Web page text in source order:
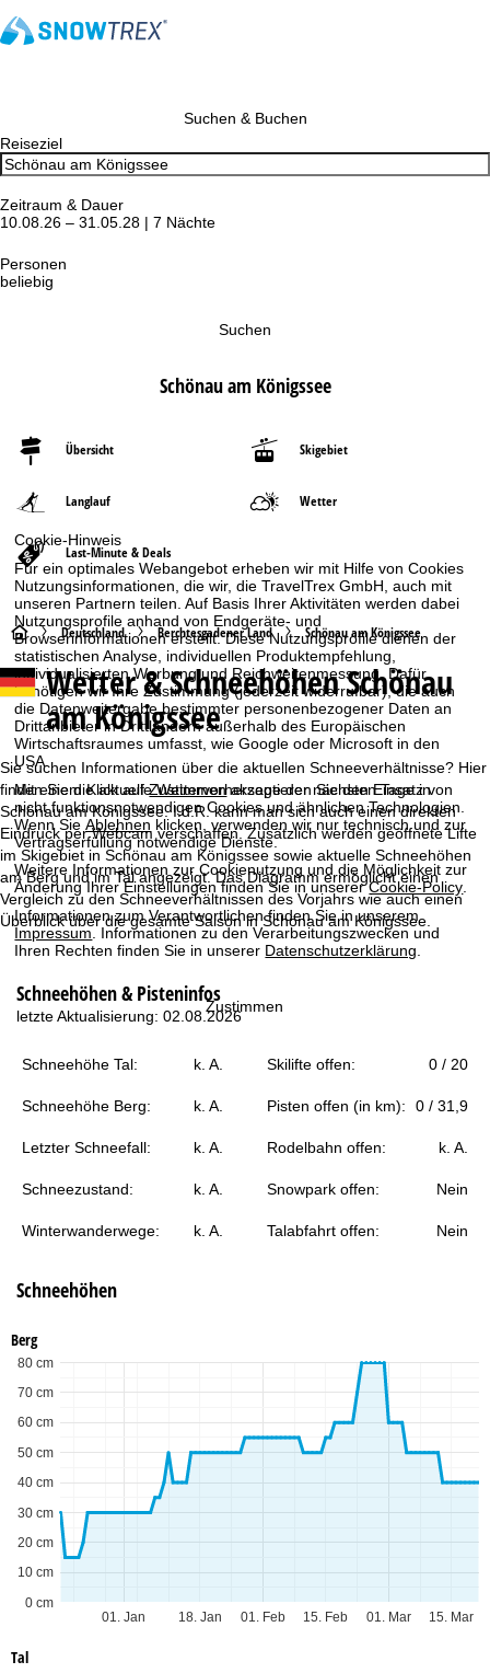
Cookie-Hinweis
Für ein optimales Webangebot erheben wir mit Hilfe von Cookies
Nutzungsinformationen, die wir, die TravelTrex GmbH, auch mit
unseren Partnern teilen. Auf Basis Ihrer Aktivitäten werden dabei
Nutzungsprofile anhand von Endgeräte- und
Browserinformationen erstellt. Diese Nutzungsprofile dienen der
statistischen Analyse, individuellen Produktempfehlung,
individualisierten Werbung und Reichweitenmessung. Dafür
benötigen wir Ihre Zustimmung (jederzeit widerrufbar), die auch
die Datenweitergabe bestimmter personenbezogener Daten an
Drittanbieter in Drittländern außerhalb des Europäischen
Wirtschaftsraumes umfasst, wie Google oder Microsoft in den
USA.
Mit einem Klick aufZustimmenakzeptieren Sie den Einsatz von
nicht funktionsnotwendigen Cookies und ähnlichen Technologien.
Wenn SieAblehnen klicken, verwenden wir nur technisch und zur
Vertragserfüllung notwendige Dienste.
Weitere Informationen zur Cookienutzung und die Möglichkeit zur
Änderung Ihrer Einstellungen finden Sie in unsererCookie-Policy
Informationen zum Verantwortlichen finden Sie in unserem
Impressum . Informationen zu den Verarbeitungszwecken und
Ihren Rechten finden Sie in unserer Datenschutzerklärung
Zustimmen
Suchen & Buchen
Reiseziel
Zeitraum & Dauer
10.08.26 – 31.05.28 | 7 Nächte
Personen
beliebig
Suchen
Schönau am Königssee
Übersicht Skigebiet
Langlauf Wetter
Last-Minute & Deals
S
t
a
r
t
s
e
i
t
Deutschland Berchtesgadener Land Schönau am Königssee
Wetter & Schneehöhen Schönau
am Königssee
Sie suchen Informationen über die aktuellen Schneeverhältnisse? Hier
finden Sie die aktuelle Wettervorhersage der nächsten Tage in
Schönau am Königssee. I.d.R. kann man sich auch einen direkten
Eindruck per Webcam verschaffen. Zusätzlich werden geöffnete Lifte
im Skigebiet in Schönau am Königssee sowie aktuelle Schneehöhen
am Berg und im Tal angezeigt. Das Diagramm ermöglicht einen
Vergleich zu den Schneeverhältnissen des Vorjahrs wie auch einen
Überblick über die gesamte Saison in Schönau am Königssee.
Schneehöhen & Pisteninfos
letzte Aktualisierung: 02.08.2026
Schneehöhe Tal: k. A. Skilifte offen: 0 / 20
Schneehöhe Berg: k. A. Pisten offen (in km): 0 / 31,9
Letzter Schneefall: k. A. Rodelbahn offen: k. A.
Schneezustand: k. A. Snowpark offen: Nein
Winterwanderwege: k. A. Talabfahrt offen: Nein
Schneehöhen
Berg
01. Jan 01. Feb 01. Mar
18. Jan 15. Feb 15. Mar
0 cm
10 cm
20 cm
30 cm
40 cm
50 cm
60 cm
70 cm
80 cm
Tal